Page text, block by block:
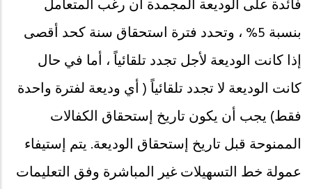
فائدة على الوديعة المجمدة ان رغب المتعامل
بنسبة 5% ، وتحدد فترة استحقاق سنة كحد أقصى
إذا كانت الوديعة لأجل تجدد تلقائياً ، أما في حال
كانت الوديعة لا تجدد تلقائياً ( أي وديعة لفترة واحدة
فقط) يجب أن يكون تاريخ إستحقاق الكفالات
الممنوحة قبل تاريخ إستحقاق الوديعة. يتم إستيفاء
عمولة خط التسهيلات غير المباشرة وفق التعليمات